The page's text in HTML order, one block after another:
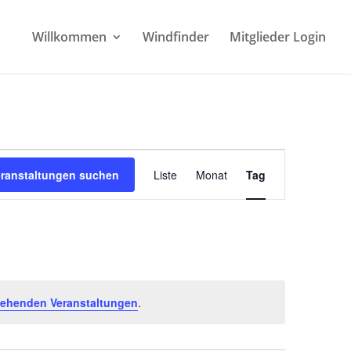
Willkommen Windfinder Mitglieder Login
Veranstaltungen.
suchen
Veranstaltung
Ansichten-
Navigation
Liste Monat Tag